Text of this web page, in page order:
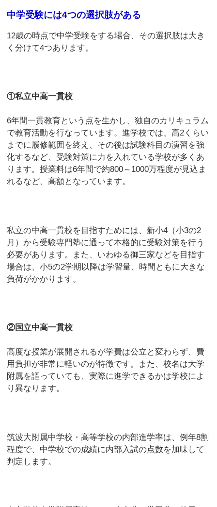
中学受験には4つの選択肢がある
12歳の時点で中学受験をする場合、その選択肢は大き
く分けて4つあります。
①私立中高一貫校
6年間一貫教育という点を生かし、独自のカリキュラム
で教育活動を行なっています。進学校では、高2くらい
までに履修範囲を終え、その後は試験科目の演習を強
化するなど、受験対策に力を入れている学校が多くあ
ります。授業料は6年間で約800～1000万程度が見込ま
れるなど、高額となっています。
私立の中高一貫校を目指すためには、新小4（小3の2
月）から受験専門塾に通って本格的に受験対策を行う
必要があります。また、いわゆる御三家などを目指す
場合は、小5の2学期以降は学習量、時間ともに大きな
負荷がかかります。
②国立中高一貫校
高度な授業が展開されるが学費は公立と変わらず、費
用負担が非常に軽いのが特徴です。また、校名は大学
附属を謳っていても、実際に進学できるかは学校によ
り異なります。
筑波大附属中学校・高等学校の内部進学率は、例年8割
程度で、中学校での成績に内部入試の点数を加味して
判定します。